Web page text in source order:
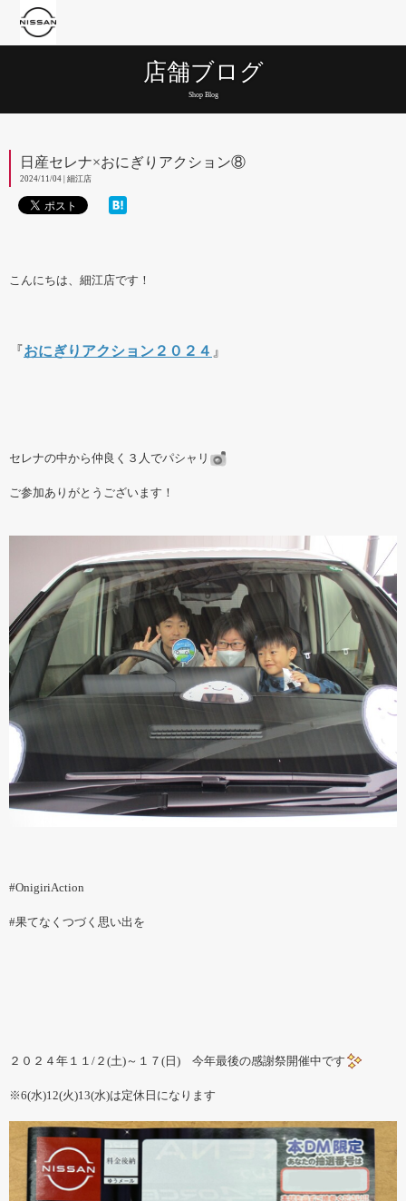
店舗ブログ
Shop Blog
日産セレナ×おにぎりアクション⑧
2024/11/04 | 細江店
こんにちは、細江店です！
『おにぎりアクション２０２４ 』
セレナの中から仲良く３人でパシャリ
ご参加ありがとうございます！
#OnigiriAction
#果てなくつづく思い出を
２０２４年１１/２(土)～１７(日) 今年最後の感謝祭開催中です
※6(水)12(火)13(水)は定休日になります